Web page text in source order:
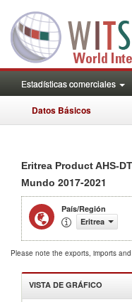
Estadísticas comerciales
Datos Básicos
Eritrea Product AHS-
Mundo 2017-2021
País/Región
Eritrea
Please note the exports, imports
VISTA DE GRÁFICO